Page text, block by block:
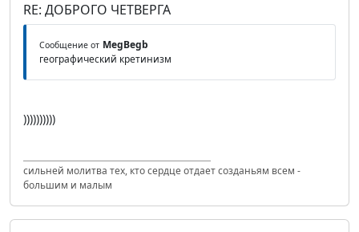
RE: ДОБРОГО ЧЕТВЕРГА
Сообщение от MegBegb
географический кретинизм
))))))))))
сильней молитва тех, кто сердце отдает созданьям всем -
большим и малым